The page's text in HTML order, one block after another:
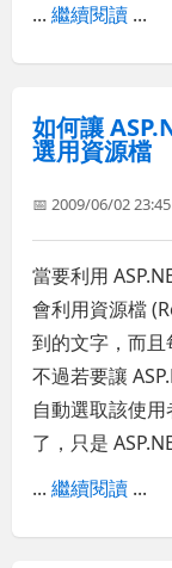
...繼續閱讀 ...
如何讓
選用資源檔
📅 2009/06/02 23:45
當要利用
會利用資源檔
到的文字，而且
不過若要讓
自動選取該使
了，只是
...繼續閱讀 ...